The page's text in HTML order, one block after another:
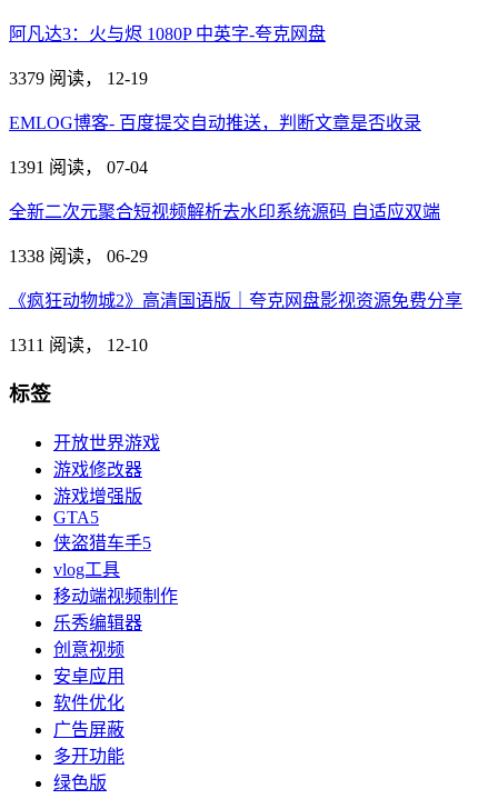
阿凡达3：火与烬 1080P 中英字-夸克网盘
3379 阅读， 12-19
EMLOG博客- 百度提交自动推送，判断文章是否收录
1391 阅读， 07-04
全新二次元聚合短视频解析去水印系统源码 自适应双端
1338 阅读， 06-29
《疯狂动物城2》高清国语版｜夸克网盘影视资源免费分享
1311 阅读， 12-10
标签
开放世界游戏
游戏修改器
游戏增强版
GTA5
侠盗猎车手5
vlog工具
移动端视频制作
乐秀编辑器
创意视频
安卓应用
软件优化
广告屏蔽
多开功能
绿色版